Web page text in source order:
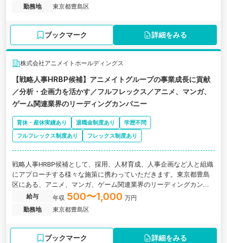
勤務地
東京都豊島区
ブックマーク 詳細をみる
株式会社アニメイトホールディングス
【戦略人事HRBP候補】アニメイトグループの事業成長に貢献
／分析・企画力を活かす／フルフレックス／アニメ、マンガ、
ゲーム関連業界のリーディングカンパニー
育休・産休実績あり 退職金制度あり
学歴不問
フルフレックス制度あり
フレックス制度あり
戦略人事HRBP候補として、採用、人材育成、人事企画など人と組織
にアプローチする様々な施策に携わっていただきます。東京都豊島
区にある、アニメ、マンガ、ゲーム関連業界のリーディングカンパ
ニーの求人です。
給与 年収 500〜1,000 万円
勤務地
東京都豊島区
ブックマーク 詳細をみる